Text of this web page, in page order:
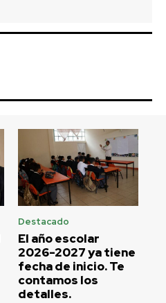
Destacado
El año escolar
2026-2027 ya tiene
fecha de inicio. Te
contamos los
detalles.